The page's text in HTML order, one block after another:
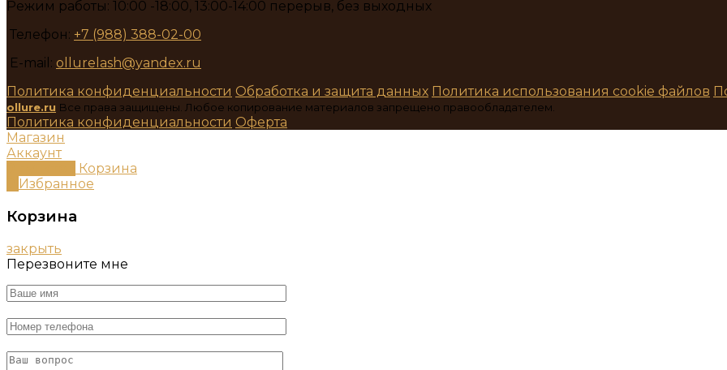
Режим работы: 10:00 -18:00, 13:00-14:00 перерыв, без выходных
Телефон: +7 (988) 388-02-00
E-mail: ollurelash@yandex.ru
Политика конфиденциальности Обработка и защита данных Политика использования cookie файлов
ollure.ru Все права защищены. Любое копирование материалов запрещено правообладателем.
Политика конфиденциальности Оферта
Магазин
Аккаунт
Корзина
Избранное
Корзина
закрыть
Перезвоните мне